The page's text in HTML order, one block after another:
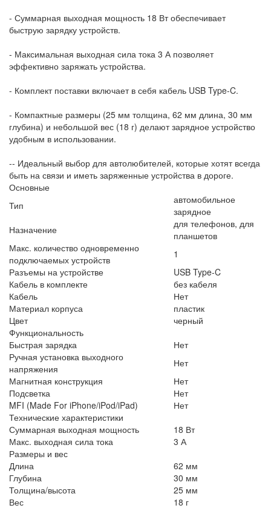
- Суммарная выходная мощность 18 Вт обеспечивает
быструю зарядку устройств.
- Максимальная выходная сила тока 3 А позволяет
эффективно заряжать устройства.
- Комплект поставки включает в себя кабель USB Type-C.
- Компактные размеры (25 мм толщина, 62 мм длина, 30 мм
глубина) и небольшой вес (18 г) делают зарядное устройство
удобным в использовании.
-- Идеальный выбор для автолюбителей, которые хотят всегда
быть на связи и иметь заряженные устройства в дороге.
Основные
Тип
автомобильное
зарядное
Назначение
для телефонов, для
планшетов
Макс. количество одновременно
подключаемых устройств
1
Разъемы на устройстве
USB Type-C
Кабель в комплекте
без кабеля
Кабель
Нет
Материал корпуса
пластик
Цвет
черный
Функциональность
Быстрая зарядка
Нет
Ручная установка выходного
напряжения
Нет
Магнитная конструкция
Нет
Подсветка
Нет
MFI (Made For iPhone/iPod/iPad)
Нет
Технические характеристики
Суммарная выходная мощность
18 Вт
Макс. выходная сила тока
3 А
Размеры и вес
Длина
62 мм
Глубина
30 мм
Толщина/высота
25 мм
Вес
18 г